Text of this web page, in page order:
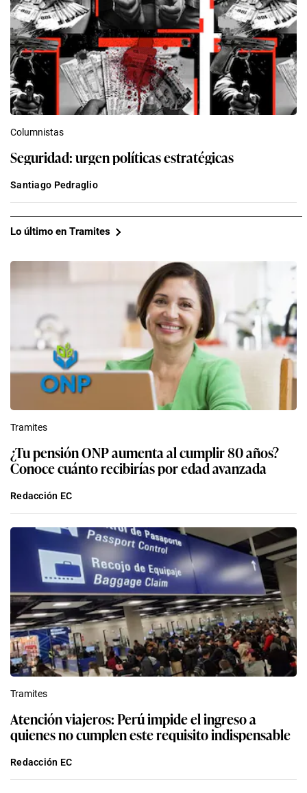
Columnistas
Seguridad: urgen políticas estratégicas
Santiago Pedraglio
Lo último en Tramites
Tramites
¿Tu pensión ONP aumenta al cumplir 80 años?
Conoce cuánto recibirías por edad avanzada
Redacción EC
Tramites
Atención viajeros: Perú impide el ingreso a
quienes no cumplen este requisito indispensable
Redacción EC